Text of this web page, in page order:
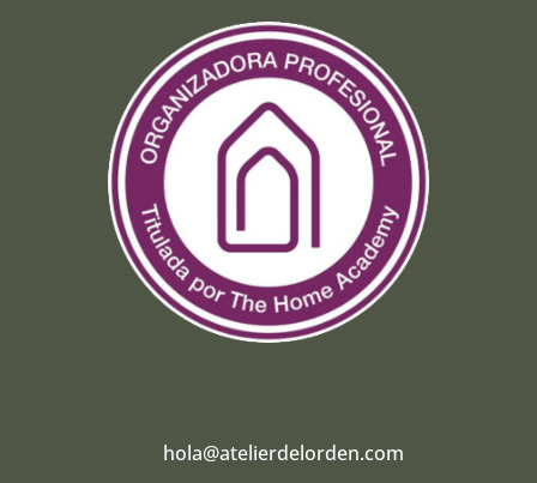
hola@atelierdelorden.com